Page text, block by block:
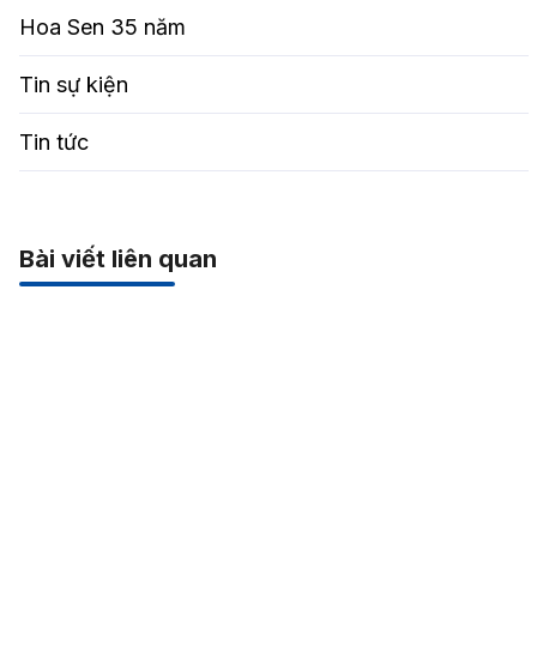
Hoa Sen 35 năm
Tin sự kiện
Tin tức
Bài viết liên quan